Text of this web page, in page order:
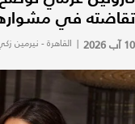
تقاضته في
10 آب 2026 | القاهرة - نيرمين